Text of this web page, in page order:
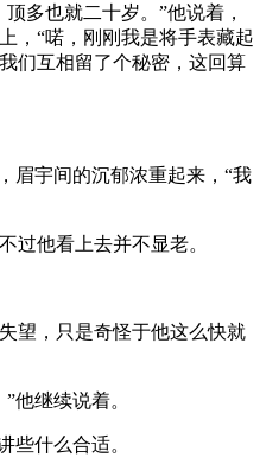
多也就二十岁。”他说着，
，“喏，刚刚我是将手表藏起
们互相留了个秘密，这回算
眉宇间的沉郁浓重起来，“我
过他看上去并不显老。
望，只是奇怪于他这么快就
他继续说着。
些什么合适。